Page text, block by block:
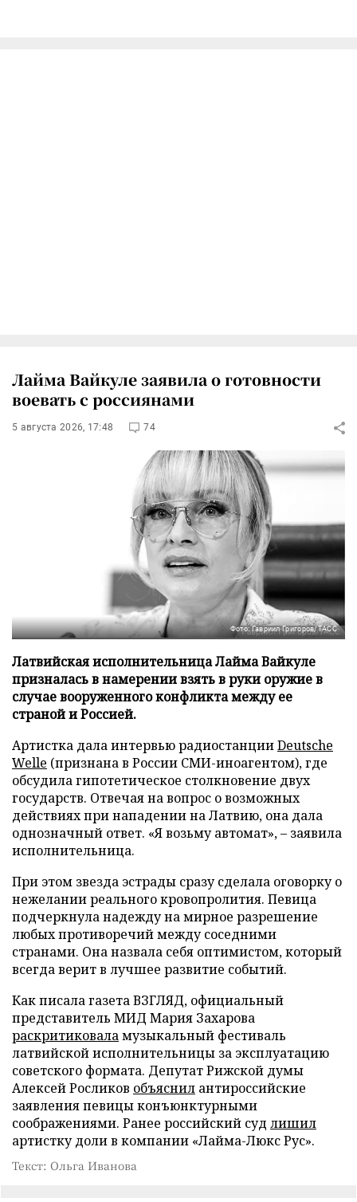
Лайма Вайкуле заявила о готовности
воевать с россиянами
5 августа 2026, 17:48 74
Фото: Гавриил Григоров/ТАСС
Латвийская исполнительница Лайма Вайкуле
призналась в намерении взять в руки оружие в
случае вооруженного конфликта между ее
страной и Россией.
Артистка дала интервью радиостанцииDeutsche
Welle (признана в России СМИ-иноагентом), где
обсудила гипотетическое столкновение двух
государств. Отвечая на вопрос о возможных
действиях при нападении на Латвию, она дала
однозначный ответ. «Я возьму автомат», – заявила
исполнительница.
При этом звезда эстрады сразу сделала оговорку о
нежелании реального кровопролития. Певица
подчеркнула надежду на мирное разрешение
любых противоречий между соседними
странами. Она назвала себя оптимистом, который
всегда верит в лучшее развитие событий.
Как писала газета ВЗГЛЯД, официальный
представитель МИД Мария Захарова
раскритиковаламузыкальный фестиваль
латвийской исполнительницы за эксплуатацию
советского формата. Депутат Рижской думы
Алексей Росликов объяснил антироссийские
заявления певицы конъюнктурными
соображениями. Ранее российский суд лишил
артистку доли в компании «Лайма-Люкс Рус».
Текст: Ольга Иванова